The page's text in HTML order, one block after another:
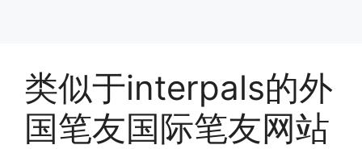
类似于interpals的外
国笔友国际笔友网站